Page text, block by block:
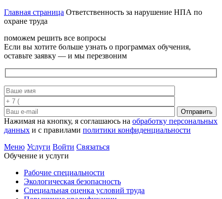
Главная страница Ответственность за нарушение НПА по
охране труда
поможем решить все вопросы
Если вы хотите больше узнать о программах обучения,
оставьте заявку — и мы перезвоним
Отправить
Нажимая на кнопку, я соглашаюсь на обработку персональных
данных и с правилами политики конфиденциальности
Меню Услуги Войти Связаться
Обучение и услуги
Рабочие специальности
Экологическая безопасность
Специальная оценка условий труда